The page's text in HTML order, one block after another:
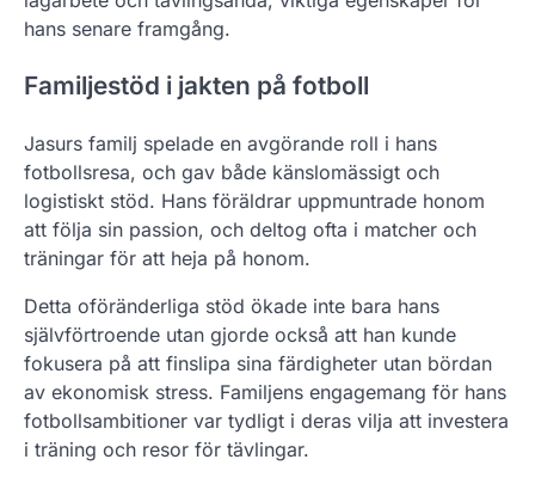
hans senare framgång.
Familjestöd i jakten på fotboll
Jasurs familj spelade en avgörande roll i hans
fotbollsresa, och gav både känslomässigt och
logistiskt stöd. Hans föräldrar uppmuntrade honom
att följa sin passion, och deltog ofta i matcher och
träningar för att heja på honom.
Detta oföränderliga stöd ökade inte bara hans
självförtroende utan gjorde också att han kunde
fokusera på att finslipa sina färdigheter utan bördan
av ekonomisk stress. Familjens engagemang för hans
fotbollsambitioner var tydligt i deras vilja att investera
i träning och resor för tävlingar.